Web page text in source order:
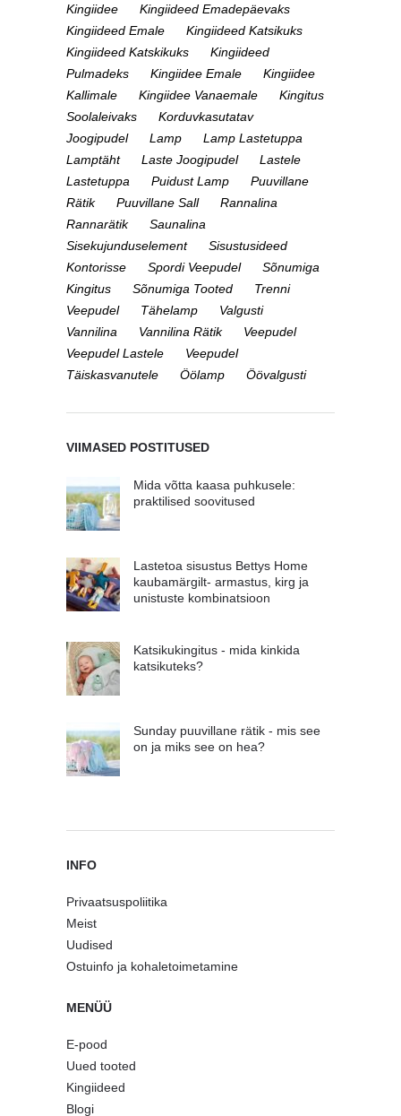
Kingiidee
Kingiideed Emadepäevaks
Kingiideed Emale
Kingiideed Katsikuks
Kingiideed Katskikuks
Kingiideed
Pulmadeks
Kingiidee Emale
Kingiidee
Kallimale
Kingiidee Vanaemale
Kingitus
Soolaleivaks
Korduvkasutatav
Joogipudel
Lamp
Lamp Lastetuppa
Lamptäht
Laste Joogipudel
Lastele
Lastetuppa
Puidust Lamp
Puuvillane
Rätik
Puuvillane Sall
Rannalina
Rannarätik
Saunalina
Sisekujunduselement
Sisustusideed
Kontorisse
Spordi Veepudel
Sõnumiga
Kingitus
Sõnumiga Tooted
Trenni
Veepudel
Tähelamp
Valgusti
Vannilina
Vannilina Rätik
Veepudel
Veepudel Lastele
Veepudel
Täiskasvanutele
Öölamp Öövalgusti
VIIMASED POSTITUSED
Mida võtta kaasa puhkusele:
praktilised soovitused
Lastetoa sisustus Bettys Home
kaubamärgilt- armastus, kirg ja
unistuste kombinatsioon
Katsikukingitus - mida kinkida
katsikuteks?
Sunday puuvillane rätik - mis see
on ja miks see on hea?
INFO
Privaatsuspoliitika
Meist
Uudised
Ostuinfo ja kohaletoimetamine
MENÜÜ
E-pood
Uued tooted
Kingiideed
Blogi